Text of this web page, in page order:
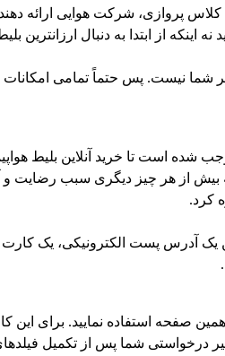
پروازی، شرکت هوایی ارائه
از ابتدا به دنبال ارزانترین
شما نیست. پس حتماً تمامی
شده است تا خرید آنلاین بلیط
که بیش از هر چیز دیگری سبب
کرد.
هواپیما دوسلدورف در قاصدک 24، تنها با در اختیار
صفحه استفاده نمایید. برای این
درخواستی شما پس از تکمیل